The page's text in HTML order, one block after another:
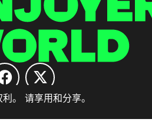
。 请享用和分享。